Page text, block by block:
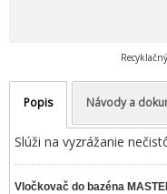
Popis Návody a
Slúži na vyzrážanie
Vločkovač do bazéna